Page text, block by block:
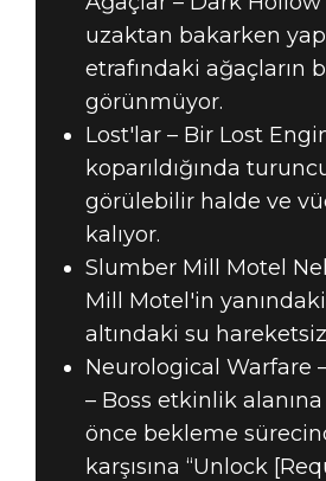
uzaktan bakarken
etrafındaki ağaçların
görünmüyor.
Lost'lar – Bir Lost
koparıldığında
görülebilir halde ve
kalıyor.
Slumber Mill Motel
Mill Motel'in
altındaki su
Neurological Warfare
– Boss etkinlik
önce bekleme
karşısına “Unlock